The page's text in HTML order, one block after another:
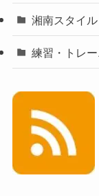
湘南スタイル
練習・トレ